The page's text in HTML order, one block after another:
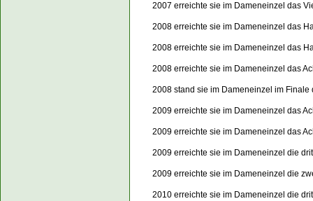
2007 erreichte sie im Dameneinzel das
2008 erreichte sie im Dameneinzel das
2008 erreichte sie im Dameneinzel das
2008 erreichte sie im Dameneinzel das
2008 stand sie im Dameneinzel im Finale
2009 erreichte sie im Dameneinzel das
2009 erreichte sie im Dameneinzel das
2009 erreichte sie im Dameneinzel die
2009 erreichte sie im Dameneinzel die
2010 erreichte sie im Dameneinzel die